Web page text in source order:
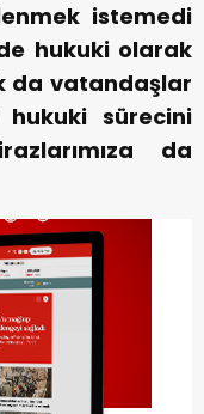
istemedi
hukuki olarak
da vatandaşlar
sürecini
da